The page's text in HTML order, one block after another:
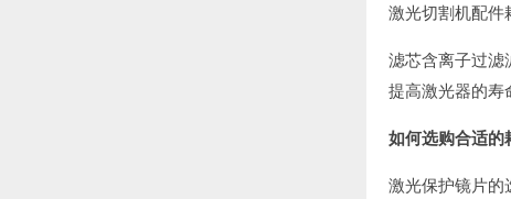
激光切割机配件
滤芯含离子过滤
提高激光器的寿
如何选购合适的
激光保护镜片的